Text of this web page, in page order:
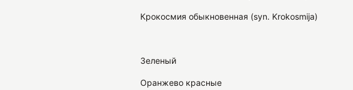
Крокосмия обыкновенная (syn. Krokosmija)
Зеленый
Оранжево красные